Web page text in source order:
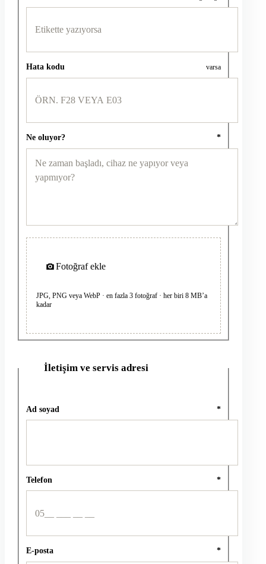
Hata kodu varsa
Ne oluyor? *
Fotoğraf ekle
JPG, PNG veya WebP · en fazla 3 fotoğraf · her biri 8 MB’a
kadar
İletişim ve servis adresi
Ad soyad *
Telefon *
E-posta *